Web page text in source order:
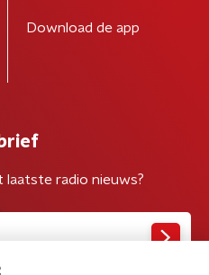
Download de app
radio nieuws?